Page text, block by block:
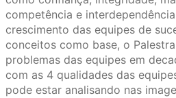
competência e
crescimento das equipes de
conceitos como base, o
problemas das equipes em
com as 4 qualidades das
pode estar analisando nas